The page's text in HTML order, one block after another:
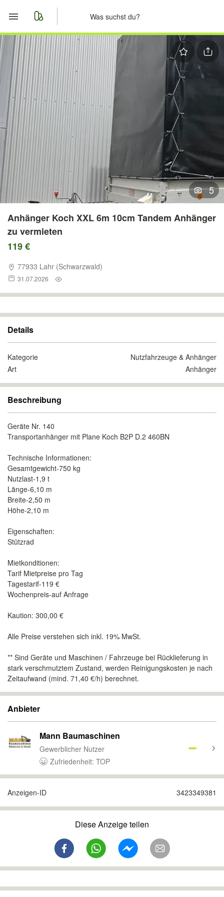
Start
Merkliste
Nachrichten
Anzeige aufgeben
5
Anhänger Koch XXL 6m 10cm Tandem Anhänger
zu vermieten
119 €
77933 Lahr (Schwarzwald)
31.07.2026
Details
Kategorie
Nutzfahrzeuge & Anhänger
Art
Anhänger
Beschreibung
Geräte Nr. 140
Transportanhänger mit Plane Koch B2P D.2 460BN
Technische Informationen:
Gesamtgewicht-750 kg
Nutzlast-1,9 t
Länge-6,10 m
Breite-2,50 m
Höhe-2,10 m
Eigenschaften:
Stützrad
Mietkonditionen:
Tarif Mietpreise pro Tag
Tagestarif-119 €
Wochenpreis-auf Anfrage
Kaution: 300,00 €
Alle Preise verstehen sich inkl. 19% MwSt.
** Sind Geräte und Maschinen / Fahrzeuge bei Rücklieferung in
stark verschmutztem Zustand, werden Reinigungskosten je nach
Zeitaufwand (mind. 71,40 €/h) berechnet.
Anbieter
Mann Baumaschinen
Gewerblicher Nutzer
Zufriedenheit: TOP
Anzeigen-ID 3423349381
Diese Anzeige teilen